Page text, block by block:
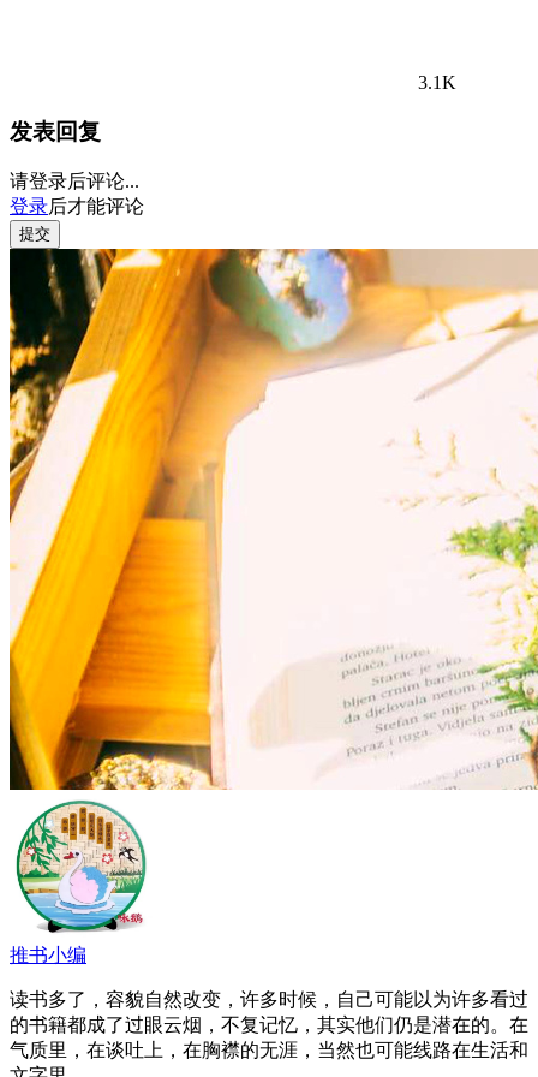
3.1K
发表回复
请登录后评论...
登录后才能评论
提交
推书小编
读书多了，容貌自然改变，许多时候，自己可能以为许多看过
的书籍都成了过眼云烟，不复记忆，其实他们仍是潜在的。在
气质里，在谈吐上，在胸襟的无涯，当然也可能线路在生活和